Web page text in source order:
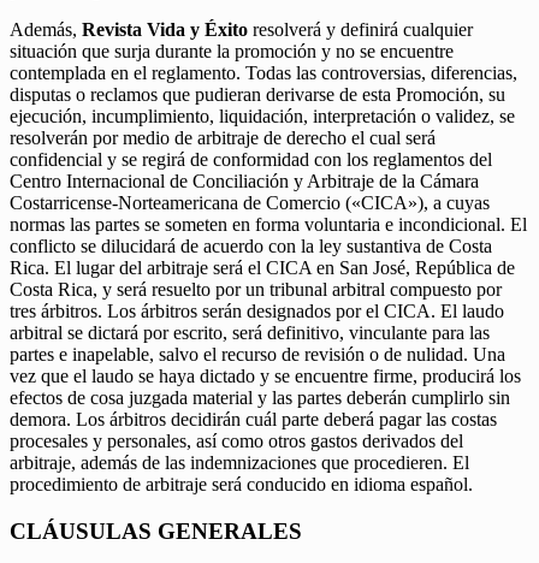
Además, Revista Vida y Éxito resolverá y definirá cualquier
situación que surja durante la promoción y no se encuentre
contemplada en el reglamento. Todas las controversias, diferencias,
disputas o reclamos que pudieran derivarse de esta Promoción, su
ejecución, incumplimiento, liquidación, interpretación o validez, se
resolverán por medio de arbitraje de derecho el cual será
confidencial y se regirá de conformidad con los reglamentos del
Centro Internacional de Conciliación y Arbitraje de la Cámara
Costarricense-Norteamericana de Comercio («CICA»), a cuyas
normas las partes se someten en forma voluntaria e incondicional. El
conflicto se dilucidará de acuerdo con la ley sustantiva de Costa
Rica. El lugar del arbitraje será el CICA en San José, República de
Costa Rica, y será resuelto por un tribunal arbitral compuesto por
tres árbitros. Los árbitros serán designados por el CICA. El laudo
arbitral se dictará por escrito, será definitivo, vinculante para las
partes e inapelable, salvo el recurso de revisión o de nulidad. Una
vez que el laudo se haya dictado y se encuentre firme, producirá los
efectos de cosa juzgada material y las partes deberán cumplirlo sin
demora. Los árbitros decidirán cuál parte deberá pagar las costas
procesales y personales, así como otros gastos derivados del
arbitraje, además de las indemnizaciones que procedieren. El
procedimiento de arbitraje será conducido en idioma español.
CLÁUSULAS GENERALES